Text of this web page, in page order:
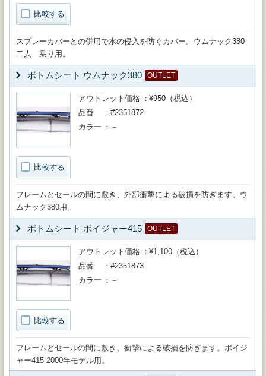
比較する
スプレーカバーとの併用で水の侵入を防ぐカバー。ウムナック380
二人 乗り用。
ボトムシート ウムナック380 OUTLET
比較する
アウトレット価格
¥950（税込）
品番
#2351872
カラー
－
フレームとセールの間に敷き、外部衝撃による破損を防ぎます。ウ
ムナック380用。
ボトムシート ボイジャー415 OUTLET
比較する
アウトレット価格
¥1,100（税込）
品番
#2351873
カラー
－
フレームとセールの間に敷き、衝撃による破損を防ぎます。ボイジ
ャー415 2000年モデル用。